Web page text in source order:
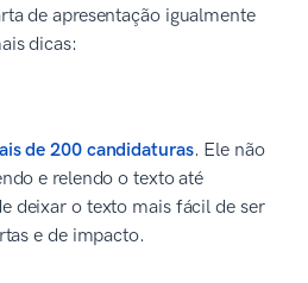
de apresentação igualmente
dicas:
de 200 candidaturas. Ele não
e relendo o texto até
deixar o texto mais fácil de ser
e de impacto.